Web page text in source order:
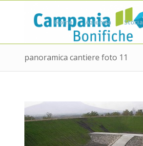
Home Azienda Storia
panoramica cantiere foto 11